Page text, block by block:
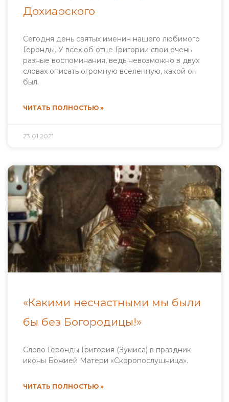
Дохиарского
Сегодня день святых именин нашего любимого
Геронды. У всех об отце Григории свои очень
разные воспоминания, ведь невозможно в двух
словах описать огромную вселенную, какой он
был.
ЧИТАТЬ ПОЛНОСТЬЮ »
23.01.2021
«Какими несчастными мы были
бы без Богородицы!»
Слово Геронды Григория (Зумиса) в праздник
иконы Божией Матери «Скоропослушница».
ЧИТАТЬ ПОЛНОСТЬЮ »